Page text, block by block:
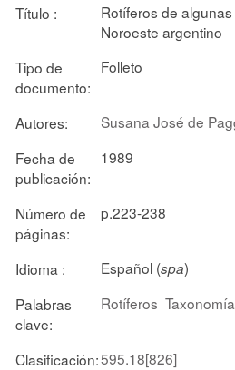
Título :
Rotíferos de
Noroeste argentino
Tipo de
documento:
Folleto
Autores: Susana José de
Fecha de
publicación:
1989
Número de
páginas:
p.223-238
Idioma : Español (spa)
Palabras
clave:
Rotíferos Taxonomía
Clasificación:595.18[826]